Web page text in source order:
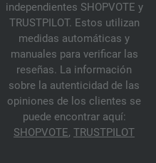
independientes SHOPVOTE y
TRUSTPILOT. Estos utilizan
medidas automáticas y
manuales para verificar las
reseñas. La información
sobre la autenticidad de las
opiniones de los clientes se
puede encontrar aquí:
SHOPVOTE, TRUSTPILOT